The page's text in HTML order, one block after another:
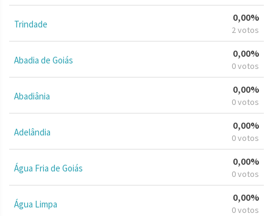
Trindade
0,00%
2 votos
Abadia de Goiás
0,00%
0 votos
Abadiânia
0,00%
0 votos
Adelândia
0,00%
0 votos
Água Fria de Goiás
0,00%
0 votos
Água Limpa
0,00%
0 votos